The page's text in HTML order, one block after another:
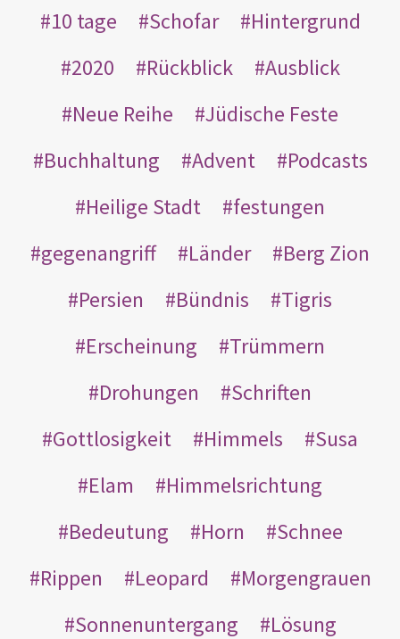
10 tage
Schofar
Hintergrund
2020
Rückblick
Ausblick
Neue Reihe
Jüdische Feste
Buchhaltung
Advent
Podcasts
Heilige Stadt
festungen
gegenangriff
Länder
Berg Zion
Persien
Bündnis
Tigris
Erscheinung
Trümmern
Drohungen
Schriften
Gottlosigkeit
Himmels
Susa
Elam
Himmelsrichtung
Bedeutung
Horn
Schnee
Rippen
Leopard
Morgengrauen
Sonnenuntergang
Lösung